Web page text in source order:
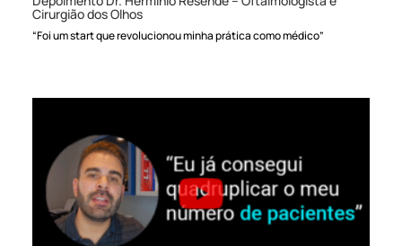
Cirurgião dos Olhos
“Foi um start que revolucionou minha prática como médico”